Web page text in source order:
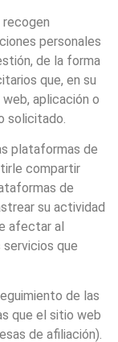
recogen
personales
de la forma
que, en su
aplicación o
solicitado.
plataformas de
compartir
de
su actividad
afectar al
que
de las
que el sitio web
de afiliación).